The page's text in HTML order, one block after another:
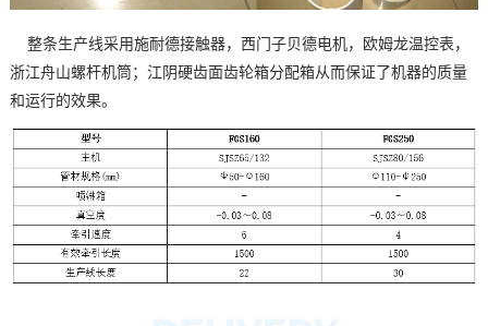
整条生产线采用施耐德接触器，西门子贝德电机，欧姆龙温控表，
浙江舟山螺杆机筒；江阴硬齿面齿轮箱分配箱从而保证了机器的质量
和运行的效果。